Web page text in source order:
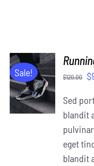
Sale!
ADD TO
CART
/
DETAILS
$120.00 $
Sed
blandit
eget
blandit